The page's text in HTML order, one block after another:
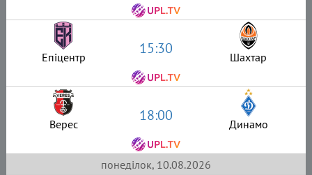
Епіцентр 15:30 Шахтар
Верес 18:00 Динамо
понеділок, 10.08.2026